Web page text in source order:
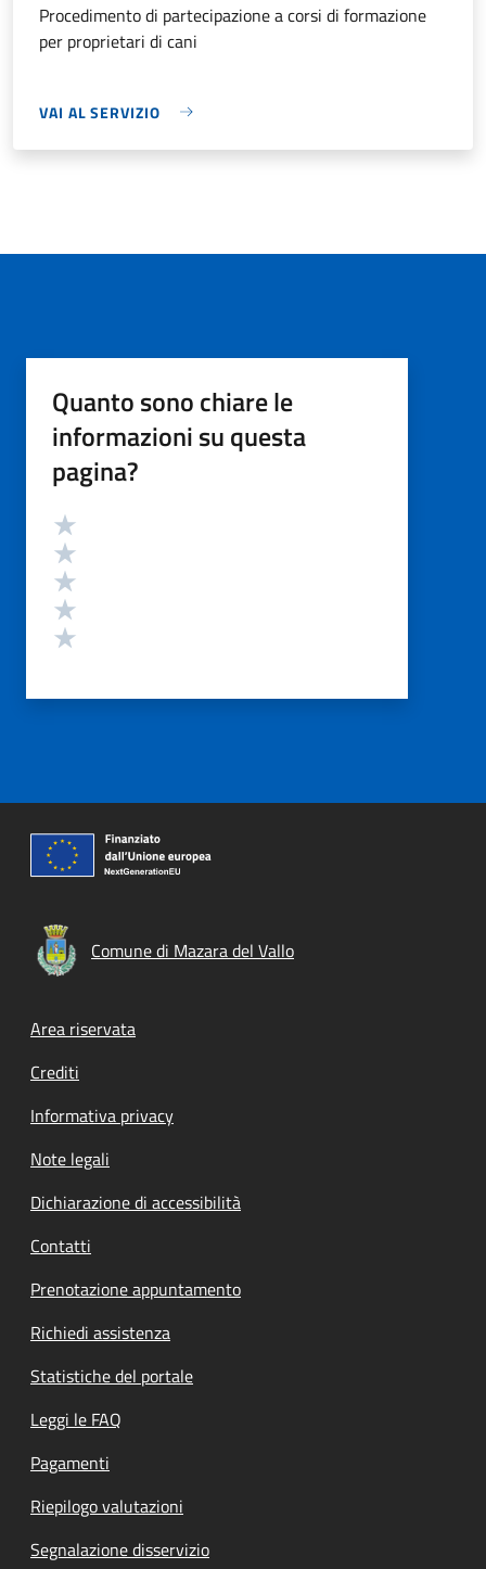
Procedimento di partecipazione a corsi di formazione
per proprietari di cani
VAI AL SERVIZIO
Quanto sono chiare le
informazioni su questa
pagina?
Valutazione
Comune di Mazara del Vallo
Footer menu
Area riservata
Crediti
Informativa privacy
Note legali
Dichiarazione di accessibilità
Contatti
Prenotazione appuntamento
Richiedi assistenza
Statistiche del portale
Leggi le FAQ
Pagamenti
Riepilogo valutazioni
Segnalazione disservizio